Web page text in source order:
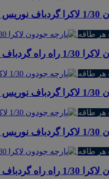
پهن
هر طاقه
مرغی راه راه پهن
هر طاقه
هر طاقه
هر طاقه
ملانژ راه راه ریز